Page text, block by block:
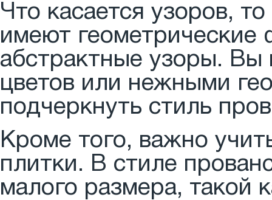
Что касается узоров,
имеют
абстрактные узоры. Вы
цветов или нежными
подчеркнуть стиль
Кроме того, важно
плитки. В стиле
малого размера, такой